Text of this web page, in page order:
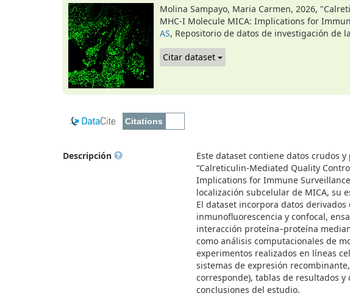
Molina Sampayo, Maria Carmen, 2026,
MHC-I Molecule MICA: Implications for
AS, Repositorio de datos de investigación de
Citar dataset
Descripción
Este dataset contiene datos crudos
“Calreticulin-Mediated Quality
Implications for Immune
localización subcelular de MICA, su
El dataset incorpora datos
inmunofluorescencia y confocal,
interacción proteína–proteína
como análisis computacionales de
experimentos realizados en líneas
sistemas de expresión
corresponde), tablas de resultados
conclusiones del estudio.